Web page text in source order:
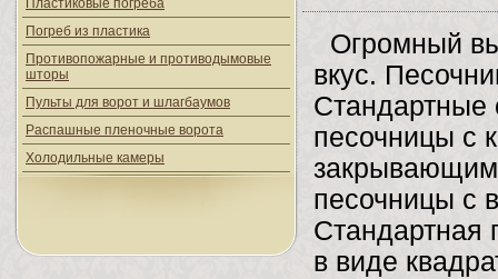
Пластиковые погреба
Погреб из пластика
Противопожарные и противодымовые
шторы
Пульты для ворот и шлагбаумов
Распашные пленочные ворота
Холодильные камеры
Огромный
вкус.
Стандартные
песочницы с
песочницы с
Стандартная
в виде